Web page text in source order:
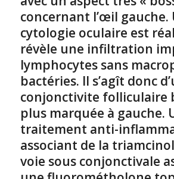
concernant l’œil gauche.
cytologie oculaire est
révèle une infiltration
lymphocytes sans
bactéries. Il s’agît donc
conjonctivite folliculaire
plus marquée à gauche.
traitement anti-
associant de la
voie sous conjonctivale